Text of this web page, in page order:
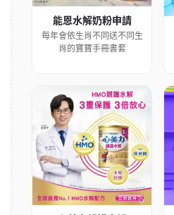
能恩水解奶粉申請
每年會依生肖不同送不同生
肖的寶寶手冊書套